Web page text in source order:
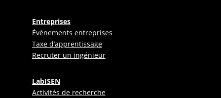
Entreprises
Évènements entreprises
Taxe d’apprentissage
Recruter un ingénieur
LabISEN
Activités de recherche